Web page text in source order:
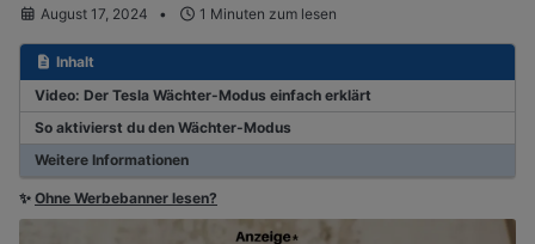
August 17, 2024 1 Minuten zum lesen
Inhalt
Video: Der Tesla Wächter-Modus einfach erklärt
So aktivierst du den Wächter-Modus
Weitere Informationen
✨ Ohne Werbebanner lesen?